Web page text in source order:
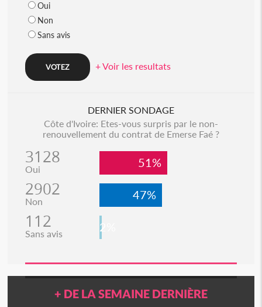
Oui
Non
Sans avis
+ Voir les resultats
DERNIER SONDAGE
Côte d'Ivoire: Etes-vous surpris par le non-
renouvellement du contrat de Emerse Faé ?
3128
Oui 51%
2902
Non 47%
112
Sans avis 2%
+ DE LA SEMAINE DERNIÈRE